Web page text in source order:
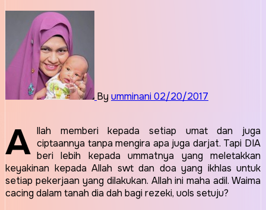
By umminani 02/20/2017
A llah memberi kepada setiap umat dan juga
ciptaannya tanpa mengira apa juga darjat. Tapi DIA
beri lebih kepada ummatnya yang meletakkan
keyakinan kepada Allah swt dan doa yang ikhlas untuk
setiap pekerjaan yang dilakukan. Allah ini maha adil. Waima
cacing dalam tanah dia dah bagi rezeki, uols setuju?